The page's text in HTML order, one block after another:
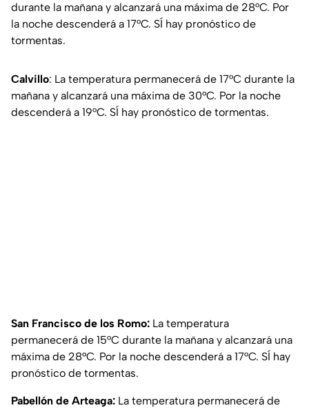
durante la mañana y alcanzará una máxima de 28°C. Por
la noche descenderá a 17°C. SÍ hay pronóstico de
tormentas.
Calvillo: La temperatura permanecerá de 17°C durante la
mañana y alcanzará una máxima de 30°C. Por la noche
descenderá a 19°C. SÍ hay pronóstico de tormentas.
San Francisco de los Romo: La temperatura
permanecerá de 15°C durante la mañana y alcanzará una
máxima de 28°C. Por la noche descenderá a 17°C. SÍ hay
pronóstico de tormentas.
Pabellón de Arteaga: La temperatura permanecerá de